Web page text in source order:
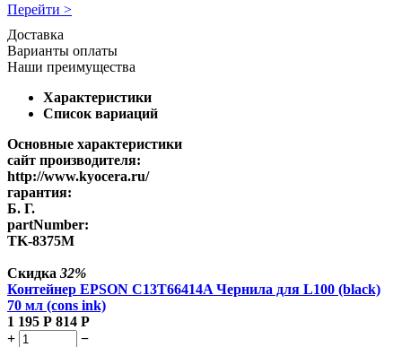
Перейти >
Доставка
Варианты оплаты
Наши преимущества
Характеристики
Список вариаций
Основные характеристики
сайт производителя:
http://www.kyocera.ru/
гарантия:
Б. Г.
partNumber:
TK-8375M
Скидка 32%
Контейнер EPSON C13T66414A Чернила для L100 (black)
70 мл (cons ink)
1 195 Р 814 Р
+
−